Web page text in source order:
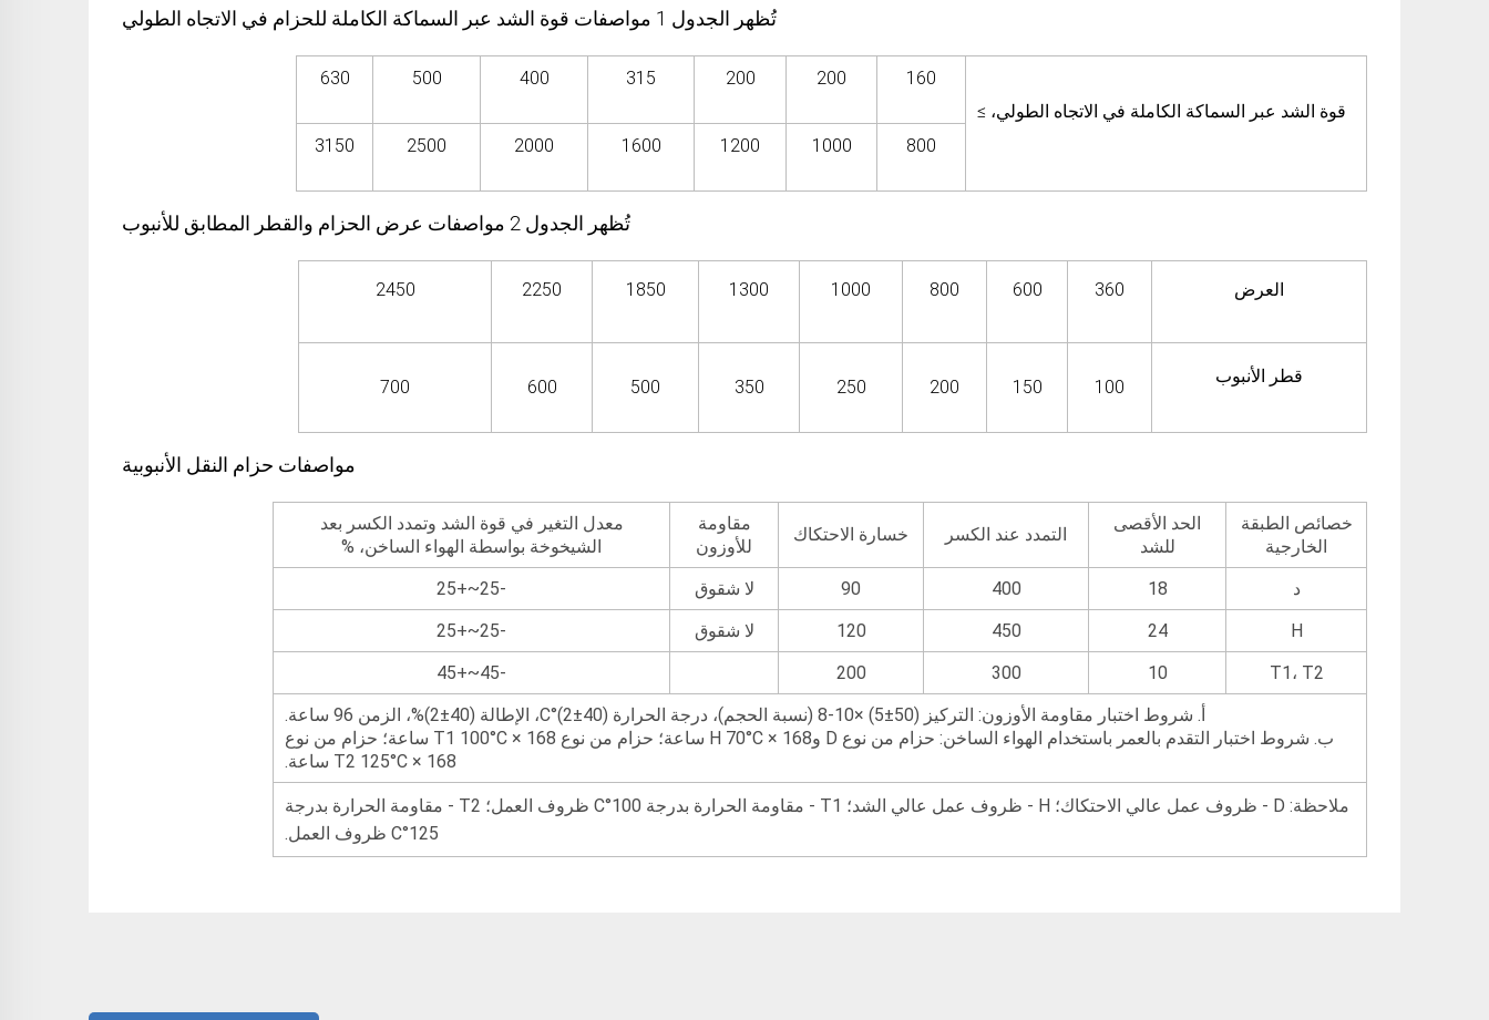
تُظهر الجدول 1 مواصفات قوة الشد عبر السماكة الكاملة للحزام في الاتجاه الطولي
قوة الشد عبر السماكة الكاملة في الاتجاه الطولي، ≥
160
200
200
315
400
500
630
800
1000
1200
1600
2000
2500
3150
تُظهر الجدول 2 مواصفات عرض الحزام والقطر المطابق للأنبوب
العرض 360
600
800
1000
1300
1850
2250
2450
قطر الأنبوب
100
150
200
250
350
500
600
700
مواصفات حزام النقل الأنبوبية
خصائص الطبقة
الخارجية
الحد الأقصى
للشد
التمدد عند الكسر خسارة الاحتكاك
مقاومة
للأوزون
معدل التغير في قوة الشد وتمدد الكسر بعد
الشيخوخة بواسطة الهواء الساخن، %
د
18
400
90 لا شقوق
-25~+25
H
24
450
120 لا شقوق
-25~+25
T1، T2
10
300
200
-45~+45
أ. شروط اختبار مقاومة الأوزون: التركيز (50±5) ×10-8 (نسبة الحجم)، درجة الحرارة (40±2)°C، الإطالة (40±2)%، الزمن 96 ساعة.
ب. شروط اختبار التقدم بالعمر باستخدام الهواء الساخن: حزام من نوع D وH 70°C × 168 ساعة؛ حزام من نوع T1 100°C × 168 ساعة؛ حزام من نوع
T2 125°C × 168 ساعة.
ملاحظة: D - ظروف عمل عالي الاحتكاك؛ H - ظروف عمل عالي الشد؛ T1 - مقاومة الحرارة بدرجة 100°C ظروف العمل؛ T2 - مقاومة الحرارة بدرجة
125°C ظروف العمل.